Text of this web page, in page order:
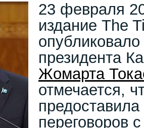
23 февраля
издание The
президента
Жомарта
отмечается,
переговоров